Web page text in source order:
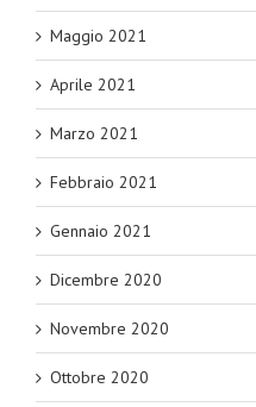
Maggio 2021
Aprile 2021
Marzo 2021
Febbraio 2021
Gennaio 2021
Dicembre 2020
Novembre 2020
Ottobre 2020